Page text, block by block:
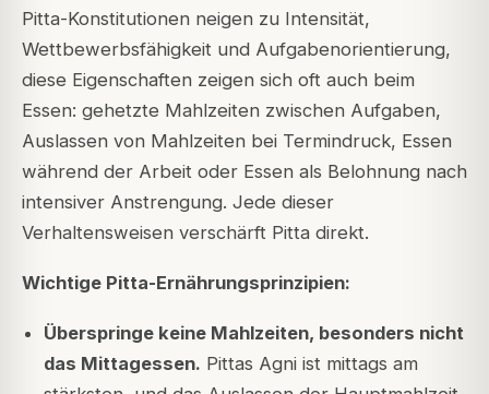
Pitta-Konstitutionen neigen zu Intensität,
Wettbewerbsfähigkeit und Aufgabenorientierung,
diese Eigenschaften zeigen sich oft auch beim
Essen: gehetzte Mahlzeiten zwischen Aufgaben,
Auslassen von Mahlzeiten bei Termindruck, Essen
während der Arbeit oder Essen als Belohnung nach
intensiver Anstrengung. Jede dieser
Verhaltensweisen verschärft Pitta direkt.
Wichtige Pitta-Ernährungsprinzipien:
Überspringe keine Mahlzeiten, besonders nicht
das Mittagessen. Pittas Agni ist mittags am